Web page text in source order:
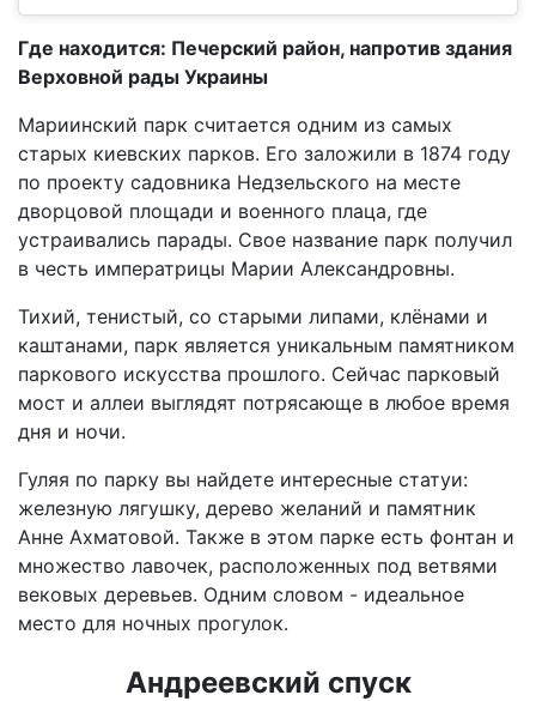
Где находится: Печерский район, напротив здания
Верховной рады Украины
Мариинский парк считается одним из самых
старых киевских парков. Его заложили в 1874 году
по проекту садовника Недзельского на месте
дворцовой площади и военного плаца, где
устраивались парады. Свое название парк получил
в честь императрицы Марии Александровны.
Тихий, тенистый, со старыми липами, клёнами и
каштанами, парк является уникальным памятником
паркового искусства прошлого. Сейчас парковый
мост и аллеи выглядят потрясающе в любое время
дня и ночи.
Гуляя по парку вы найдете интересные статуи:
железную лягушку, дерево желаний и памятник
Анне Ахматовой. Также в этом парке есть фонтан и
множество лавочек, расположенных под ветвями
вековых деревьев. Одним словом - идеальное
место для ночных прогулок.
Андреевский спуск